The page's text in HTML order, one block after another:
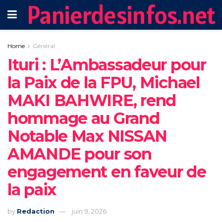
Panierdesinfos.net
Home Général
Ituri : L’Ambassadeur pour
la Paix de la FPU, Michael
MAKI BAHWIRE, rend
hommage au Grand
Notable Max NISSAN
AMANDE pour son
engagement en faveur de
la paix
by Redaction juin 9, 2026